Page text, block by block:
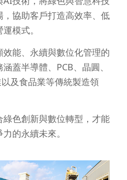
協助客戶打造高效率、低
模式。
能、永續與數位化管理的
蓋半導體、PCB、晶圓、
及食品業等傳統製造領
色創新與數位轉型，才能
的永續未來。